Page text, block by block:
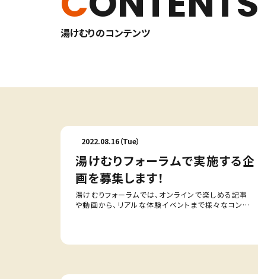
湯けむりのコンテンツ
2022.08.16（Tue）
湯けむりフォーラムで実施する企
画を募集します！
湯けむりフォーラムでは、オンラインで楽しめる記事
や動画から、リアルな体験イベントまで様々なコンテ